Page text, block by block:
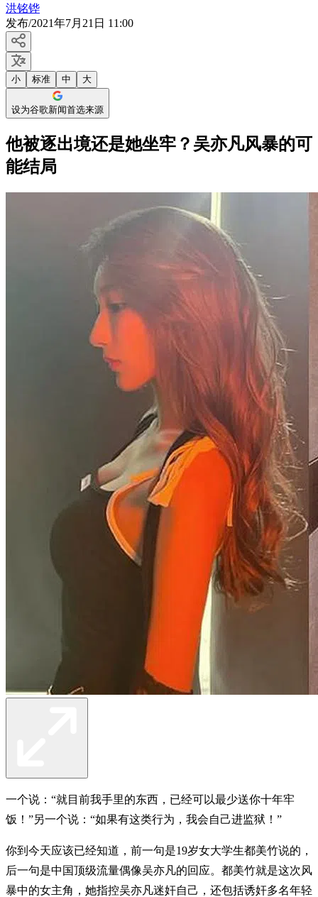
洪铭铧
发布/2021年7月21日 11:00
小 标准 中 大
设为谷歌新闻首选来源
他被逐出境还是她坐牢？吴亦凡风暴的可
能结局
一个说：“就目前我手里的东西，已经可以最少送你十年牢
饭！”另一个说：“如果有这类行为，我会自己进监狱！”
你到今天应该已经知道，前一句是19岁女大学生都美竹说的，
后一句是中国顶级流量偶像吴亦凡的回应。都美竹就是这次风
暴中的女主角，她指控吴亦凡迷奸自己，还包括诱奸多名年轻